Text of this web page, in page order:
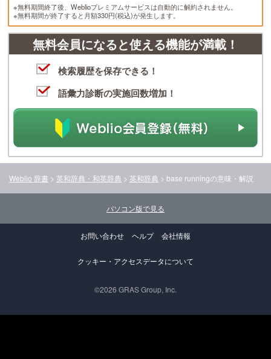
※無料期間終了後、Weblioプレミアムサービスは自動的に解約されません。
※無料期間が終了すると月額330円(税込)が発生します。
無料会員になると使える機能が満載！
検索履歴を保存できる！
語彙力診断の実施回数増加！
Weblio 辞書 > 英和辞典・和英辞典 > 英和辞典 > base runningの意味・解説
パソコン版で見る
お問い合わせ ヘルプ 会社情報
クッキー・アクセスデータについて
©2026 GRAS Group, Inc.